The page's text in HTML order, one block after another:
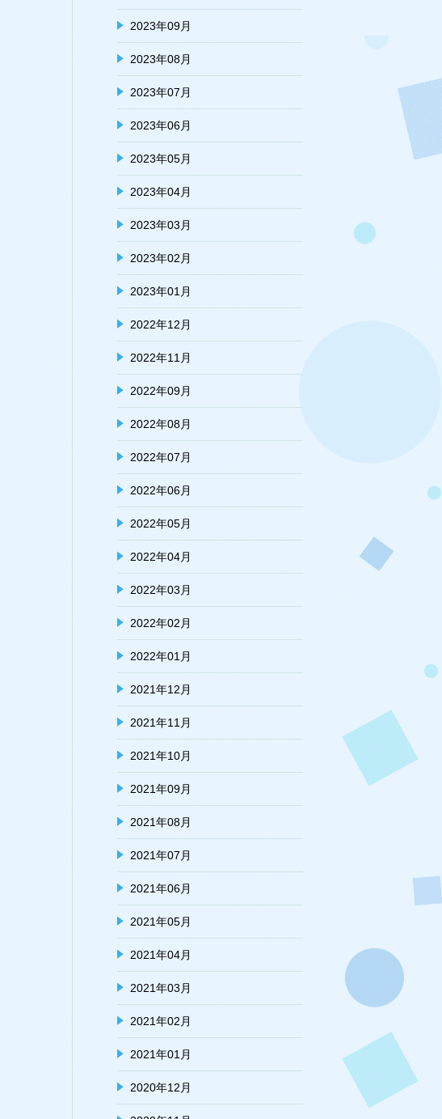
2023年09月
2023年08月
2023年07月
2023年06月
2023年05月
2023年04月
2023年03月
2023年02月
2023年01月
2022年12月
2022年11月
2022年09月
2022年08月
2022年07月
2022年06月
2022年05月
2022年04月
2022年03月
2022年02月
2022年01月
2021年12月
2021年11月
2021年10月
2021年09月
2021年08月
2021年07月
2021年06月
2021年05月
2021年04月
2021年03月
2021年02月
2021年01月
2020年12月